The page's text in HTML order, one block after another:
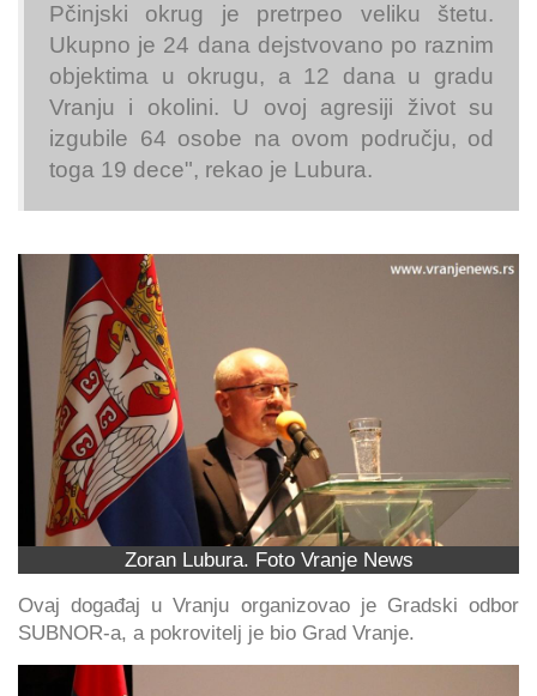
Pčinjski okrug je pretrpeo veliku štetu.
Ukupno je 24 dana dejstvovano po raznim
objektima u okrugu, a 12 dana u gradu
Vranju i okolini. U ovoj agresiji život su
izgubile 64 osobe na ovom području, od
toga 19 dece", rekao je Lubura.
Zoran Lubura. Foto Vranje News
Ovaj događaj u Vranju organizovao je Gradski odbor
SUBNOR-a, a pokrovitelj je bio Grad Vranje.